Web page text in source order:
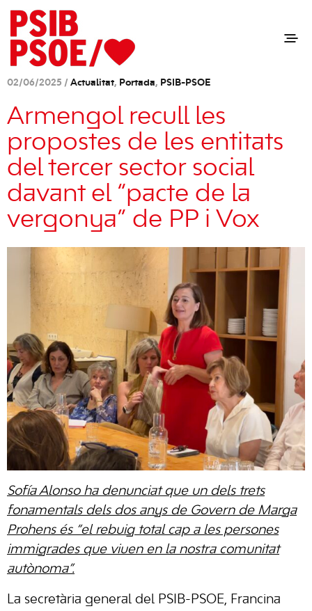
02/06/2025 / Actualitat, Portada, PSIB-PSOE
Armengol recull les
propostes de les entitats
del tercer sector social
davant el “pacte de la
vergonya” de PP i Vox
Sofía Alonso ha denunciat que un dels trets
fonamentals dels dos anys de Govern de Marga
Prohens és “el rebuig total cap a les persones
immigrades que viuen en la nostra comunitat
autònoma”.
La secretària general del PSIB-PSOE, Francina